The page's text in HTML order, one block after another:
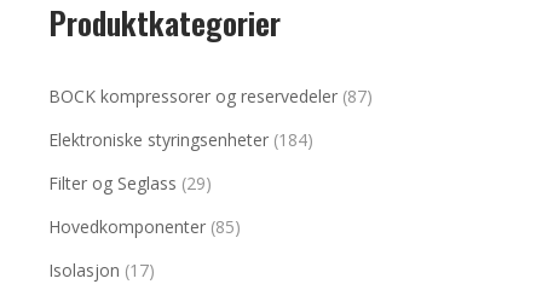
Produktkategorier
BOCK kompressorer og reservedeler (87)
Elektroniske styringsenheter (184)
Filter og Seglass (29)
Hovedkomponenter (85)
Isolasjon (17)